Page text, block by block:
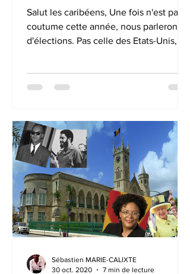
Salut les caribéens, Une fois n'est pas
coutume cette année, nous parlerons
d'élections. Pas celle des Etats-Unis,
Sébastien MARIE-CALIXTE
30 oct. 2020
7 min de lecture